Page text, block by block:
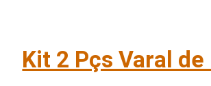
Kit 2 Pçs Varal de